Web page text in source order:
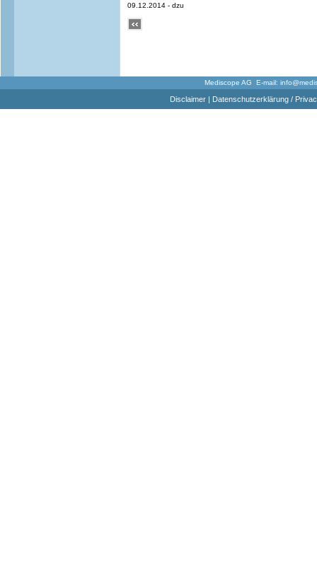
09.12.2014 - dzu
Mediscope AG E-mail:
Disclaimer| Datenschutzerklärung /